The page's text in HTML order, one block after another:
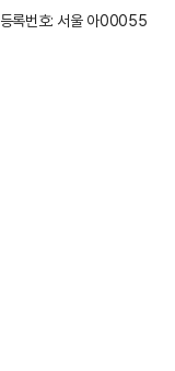
등록번호: 서울 아00055